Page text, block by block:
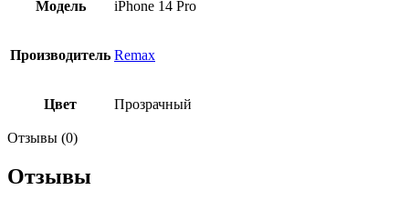
Модель iPhone 14 Pro
Производитель Remax
Цвет Прозрачный
Отзывы (0)
Отзывы